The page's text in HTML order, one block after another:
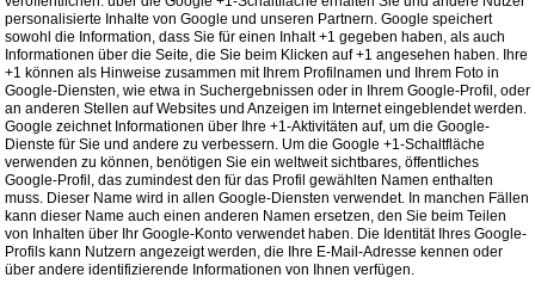
personalisierte Inhalte von Google und unseren Partnern. Google speichert
sowohl die Information, dass Sie für einen Inhalt +1 gegeben haben, als auch
Informationen über die Seite, die Sie beim Klicken auf +1 angesehen haben. Ihre
+1 können als Hinweise zusammen mit Ihrem Profilnamen und Ihrem Foto in
Google-Diensten, wie etwa in Suchergebnissen oder in Ihrem Google-Profil, oder
an anderen Stellen auf Websites und Anzeigen im Internet eingeblendet werden.
Google zeichnet Informationen über Ihre +1-Aktivitäten auf, um die Google-
Dienste für Sie und andere zu verbessern. Um die Google +1-Schaltfläche
verwenden zu können, benötigen Sie ein weltweit sichtbares, öffentliches
Google-Profil, das zumindest den für das Profil gewählten Namen enthalten
muss. Dieser Name wird in allen Google-Diensten verwendet. In manchen Fällen
kann dieser Name auch einen anderen Namen ersetzen, den Sie beim Teilen
von Inhalten über Ihr Google-Konto verwendet haben. Die Identität Ihres Google-
Profils kann Nutzern angezeigt werden, die Ihre E-Mail-Adresse kennen oder
über andere identifizierende Informationen von Ihnen verfügen.